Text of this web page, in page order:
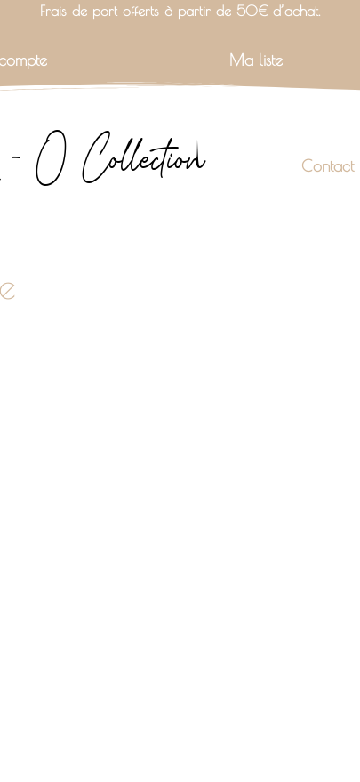
Frais de port offerts à partir de 50€ d’achat.
Ma liste
O Collection Contact